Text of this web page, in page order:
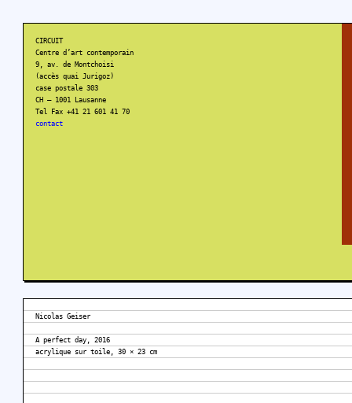
CIRCUIT
Centre d’art contemporain
9, av. de Montchoisi
(accès quai Jurigoz)
case postale 303
CH – 1001 Lausanne
Tel Fax +41 21 601 41 70
contact
Nicolas Geiser
A perfect day, 2016
acrylique sur toile, 30 × 23 cm